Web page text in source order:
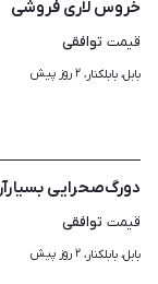
خروس لاری فروشی
قیمت توافقی
بابل، بابلکنار، ۲ روز پیش
دورگ‌صحرایی
قیمت توافقی
بابل، بابلکنار، ۲ روز پیش